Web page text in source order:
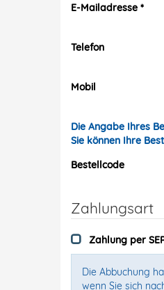
E-Mailadresse
Telefon
Mobil
Die Angabe Ihres
Sie können Ihre
Bestellcode
Zahlungsart
Zahlung per
Die Abbuchung
wenn Sie sich